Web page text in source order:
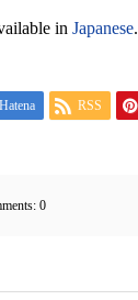
in Japanese.
Hatena RSS
0